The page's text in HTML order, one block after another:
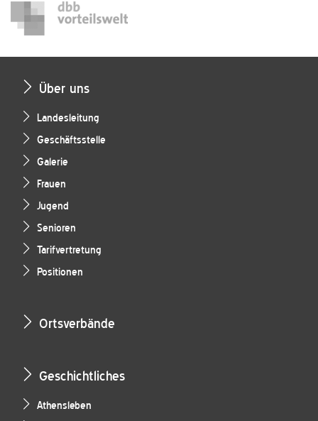
Über uns
Landesleitung
Geschäftsstelle
Galerie
Frauen
Jugend
Senioren
Tarifvertretung
Positionen
Ortsverbände
Geschichtliches
Athensleben